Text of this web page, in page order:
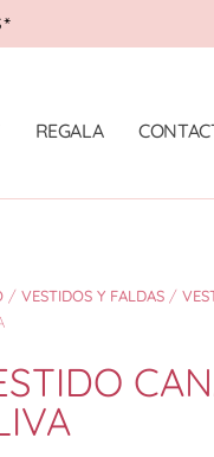
REGALA
/ VESTIDOS Y FALDAS /